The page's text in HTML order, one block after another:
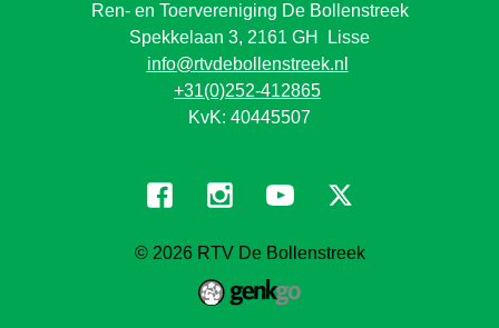
Ren- en Toervereniging De Bollenstreek
Spekkelaan 3, 2161 GH Lisse
info@rtvdebollenstreek.nl
+31(0)252-412865
KvK: 40445507
© 2026RTV De Bollenstreek